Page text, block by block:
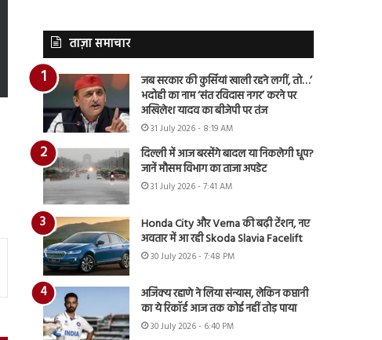
ताज़ा समाचार
जब सरकार की कुर्सियां खाली रहने लगीं, तो…’
भदोही का नाम ‘संत रविदास नगर’ करने पर
अखिलेश यादव का बीजेपी पर तंज
31 July 2026 - 8:19 AM
दिल्ली में आज बरसेंगे बादल या निकलेगी धूप?
जानें मौसम विभाग का ताजा अपडेट
31 July 2026 - 7:41 AM
Honda City और Verna की बढ़ी टेंशन, नए
अवतार में आ रही Skoda Slavia Facelift
30 July 2026 - 7:48 PM
अजिंक्य रहाणे ने लिया संन्यास, लेकिन कप्तानी
का ये रिकॉर्ड आज तक कोई नहीं तोड़ पाया
30 July 2026 - 6:40 PM